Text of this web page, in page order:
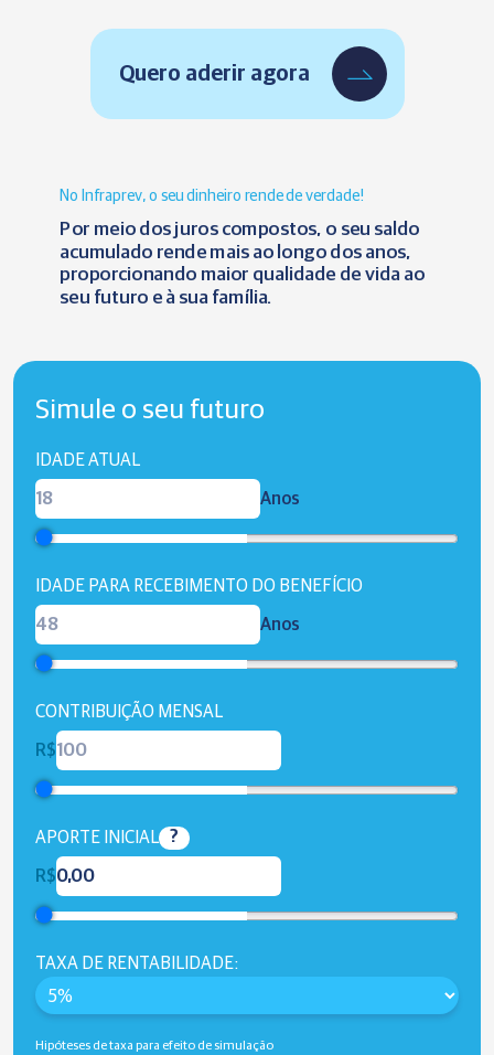
Quero aderir agora
No Infraprev, o seu dinheiro rende de verdade!
Por meio dos juros compostos, o seu saldo
acumulado rende mais ao longo dos anos,
proporcionando maior qualidade de vida ao
seu futuro e à sua família.
Simule o seu futuro
IDADE ATUAL
Anos
IDADE PARA RECEBIMENTO DO BENEFÍCIO
Anos
CONTRIBUIÇÃO MENSAL
R$
APORTE INICIAL ?
R$
TAXA DE RENTABILIDADE:
Hipóteses de taxa para efeito de simulação